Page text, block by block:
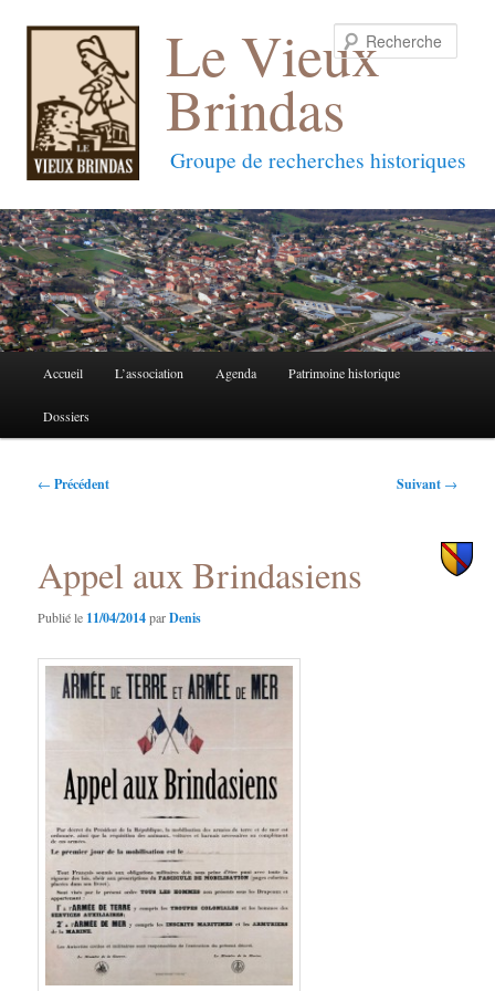
Le Vieux
Brindas
Groupe de recherches historiques
Aller
au
Aller
au
Accueil L’association Agenda Patrimoine historique
Dossiers
Navigation
← Précédent Suivant →
Appel aux Brindasiens
Publié le 11/04/2014parDenis